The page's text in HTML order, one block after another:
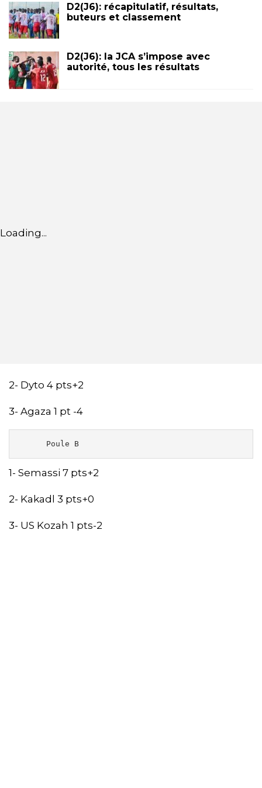
D2(J6): récapitulatif, résultats,
buteurs et classement
D2(J6): la JCA s’impose avec
autorité, tous les résultats
Loading...
2- Dyto 4 pts+2
3- Agaza 1 pt -4
      Poule B
1- Semassi 7 pts+2
2- Kakadl 3 pts+0
3- US Kozah 1 pts-2